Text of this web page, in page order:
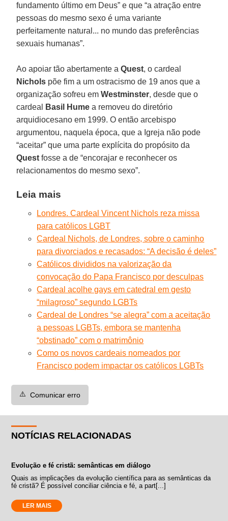
fundamento último em Deus” e que “a atração entre
pessoas do mesmo sexo é uma variante
perfeitamente natural... no mundo das preferências
sexuais humanas”.
Ao apoiar tão abertamente aQuest, o cardeal
Nichols põe fim a um ostracismo de 19 anos que a
organização sofreu emWestminster, desde que o
cardeal
Basil Hume a removeu do diretório
arquidiocesano em 1999. O então arcebispo
argumentou, naquela época, que a Igreja não pode
“aceitar” que uma parte explícita do propósito da
Quest fosse a de “encorajar e reconhecer os
relacionamentos do mesmo sexo”.
Leia mais
Londres. Cardeal Vincent Nichols reza missa
para católicos LGBT
Cardeal Nichols, de Londres, sobre o caminho
para divorciados e recasados: “A decisão é deles”
Católicos divididos na valorização da
convocação do Papa Francisco por desculpas
Cardeal acolhe gays em catedral em gesto
“milagroso” segundo LGBTs
Cardeal de Londres “se alegra” com a aceitação
a pessoas LGBTs, embora se mantenha
“obstinado” com o matrimônio
Como os novos cardeais nomeados por
Francisco podem impactar os católicos LGBTs
⚠️ Comunicar erro
NOTÍCIAS RELACIONADAS
Evolução e fé cristã: semânticas em diálogo
Quais as implicações da evolução científica para as semânticas da
fé cristã? É possível conciliar ciência e fé, a part[...]
LER MAIS